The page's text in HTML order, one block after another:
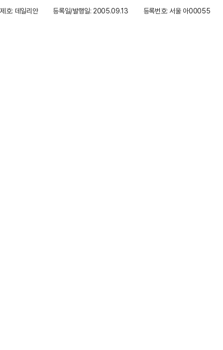
제호: 데일리안
등록일/발행일: 2005.09.13 등록번호: 서울 아00055